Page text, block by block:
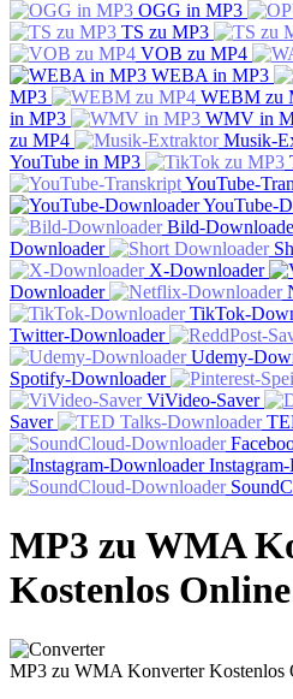
OGG in MP3
TS zu MP3
VOB zu MP4
WEBA in MP3
MP3
WEBM zu
in MP3
WMV in
zu MP4
Musik-
YouTube in MP3
YouTube-
YouTube-
Bild-
Downloader
X-Downloader
Downloader
TikTok-
Twitter-Downloader
Udemy-
Spotify-Downloader
ViVideo-Saver
Saver
MP3 zu WMA
Kostenlos Online
MP3 zu WMA Konverter Kostenlos